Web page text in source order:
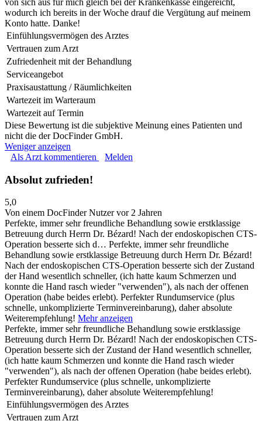
wodurch ich bereits in der Woche drauf die Vergütung auf meinem
Konto hatte. Danke!
Einfühlungsvermögen des Arztes
Vertrauen zum Arzt
Zufriedenheit mit der Behandlung
Serviceangebot
Praxisaustattung / Räumlichkeiten
Wartezeit im Warteraum
Wartezeit auf Termin
Diese Bewertung ist die subjektive Meinung eines Patienten und
nicht die der DocFinder GmbH.
Weniger anzeigen
Als Arzt kommentieren
Melden
Absolut zufrieden!
5,0
Von einem DocFinder Nutzervor 2 Jahren
Perfekte, immer sehr freundliche Behandlung sowie erstklassige
Betreuung durch Herrn Dr. Bézard! Nach der endoskopischen CTS-
Operation besserte sich d… Perfekte, immer sehr freundliche
Behandlung sowie erstklassige Betreuung durch Herrn Dr. Bézard!
Nach der endoskopischen CTS-Operation besserte sich der Zustand
der Hand wesentlich schneller, (ich hatte kaum Schmerzen und
konnte die Hand rasch wieder "verwenden"), als nach der offenen
Operation (habe beides erlebt). Perfekter Rundumservice (plus
schnelle, unkomplizierte Terminvereinbarung), daher absolute
Weiterempfehlung! Mehr anzeigen
Perfekte, immer sehr freundliche Behandlung sowie erstklassige
Betreuung durch Herrn Dr. Bézard! Nach der endoskopischen CTS-
Operation besserte sich der Zustand der Hand wesentlich schneller,
(ich hatte kaum Schmerzen und konnte die Hand rasch wieder
"verwenden"), als nach der offenen Operation (habe beides erlebt).
Perfekter Rundumservice (plus schnelle, unkomplizierte
Terminvereinbarung), daher absolute Weiterempfehlung!
Einfühlungsvermögen des Arztes
Vertrauen zum Arzt